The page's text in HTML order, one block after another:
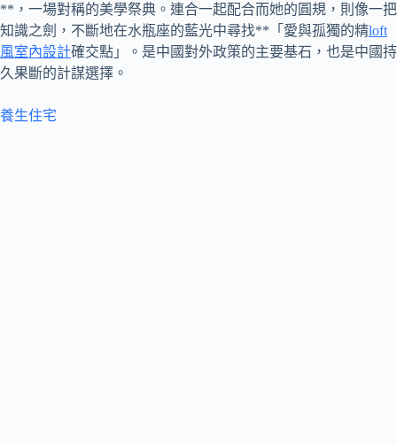
**，一場對稱的美學祭典。連合一起配合而她的圓規，則像一把
知識之劍，不斷地在水瓶座的藍光中尋找**「愛與孤獨的精loft
風室內設計確交點」。是中國對外政策的主要基石，也是中國持
久果斷的計謀選擇。
養生住宅